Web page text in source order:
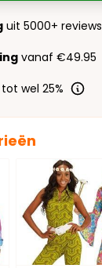
uit 5000+ reviews
vanaf €49.95
tot wel 25%